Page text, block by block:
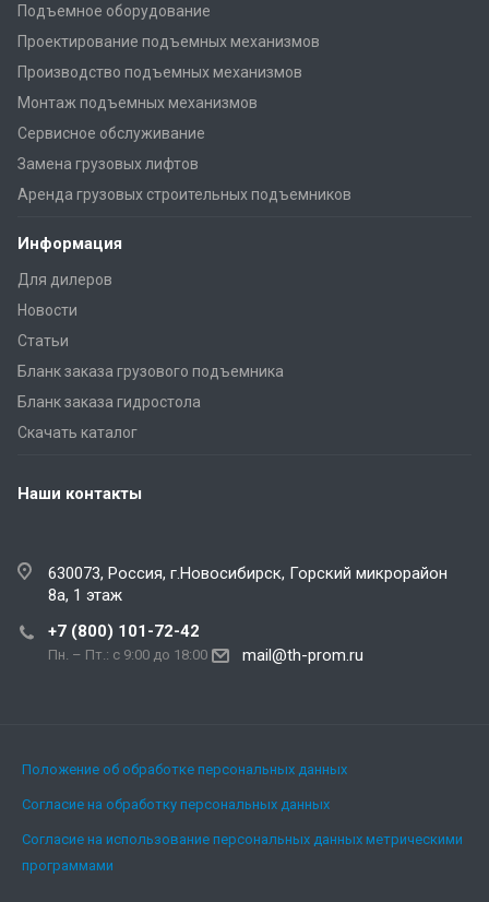
Подъемное оборудование
Проектирование подъемных механизмов
Производство подъемных механизмов
Монтаж подъемных механизмов
Сервисное обслуживание
Замена грузовых лифтов
Аренда грузовых строительных подъемников
Информация
Для дилеров
Новости
Статьи
Бланк заказа грузового подъемника
Бланк заказа гидростола
Скачать каталог
Наши контакты
630073, Россия, г.Новосибирск, Горский микрорайон
8а, 1 этаж
+7 (800) 101-72-42
Пн. – Пт.: с 9:00 до 18:00 mail@th-prom.ru
Положение об обработке персональных данных
Согласие на обработку персональных данных
Согласие на использование персональных данных метрическими
программами